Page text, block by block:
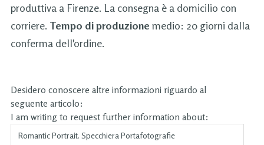
produttiva a Firenze. La consegna è a domicilio con
corriere. Tempo di produzione medio: 20 giorni dalla
conferma dell'ordine.
Desidero conoscere altre informazioni riguardo al
seguente articolo:
I am writing to request further information about: